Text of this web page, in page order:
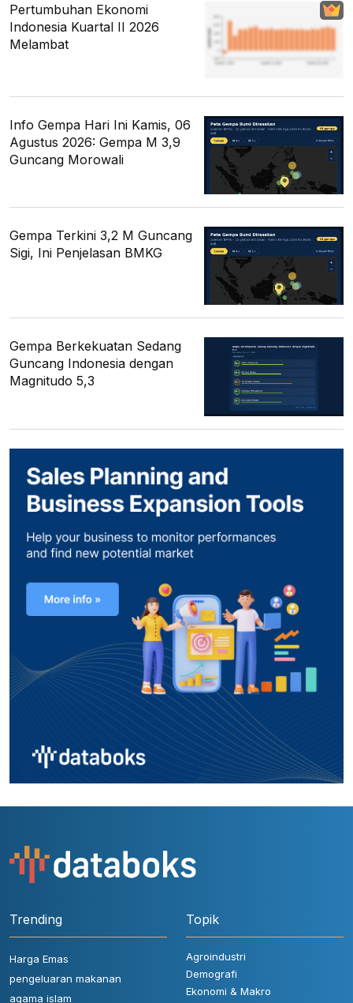
Pertumbuhan Ekonomi
Indonesia Kuartal II 2026
Melambat
Info Gempa Hari Ini Kamis, 06
Agustus 2026: Gempa M 3,9
Guncang Morowali
Gempa Terkini 3,2 M Guncang
Sigi, Ini Penjelasan BMKG
Gempa Berkekuatan Sedang
Guncang Indonesia dengan
Magnitudo 5,3
Trending
Harga Emas
pengeluaran makanan
agama islam
Topik
Agroindustri
Demografi
Ekonomi & Makro